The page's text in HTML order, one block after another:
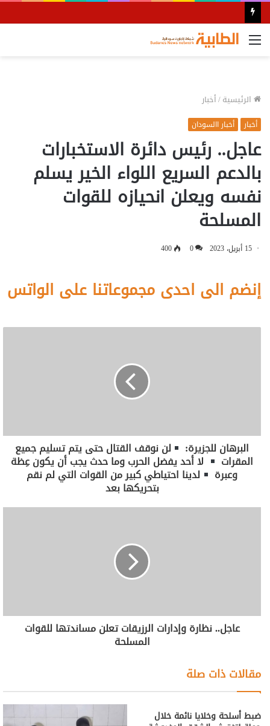
القائمة
الرئيسية/أخبار
أخبار أخبار االسودان
عاجل.. رئيس دائرة الاستخبارات
بالدعم السريع اللواء الخير يسلم
نفسه ويعلن انحيازه للقوات
المسلحة
15 أبريل، 2023 0
400
إنضم الى احدى مجموعاتنا على الواتس
البرهان للجزيرة: لن نوقف القتال حتى يتم تسليم جميع
المقرات لا أحد يفضل الحرب وما حدث يجب أن يكون عِظة
وعبرة لدينا احتياطي كبير من القوات التي لم نقم
بتحريكها بعد
عاجل.. نظارة وإدارات الرزيقات تعلن مساندتها للقوات
المسلحة
مقالات ذات صلة
ضبط أسلحة وخلايا نائمة خلال